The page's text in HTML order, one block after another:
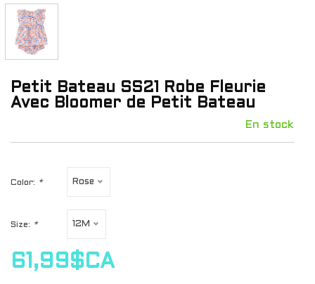
Petit Bateau SS21 Robe Fleurie
Avec Bloomer de Petit Bateau
En stock
Color: * Rose
Size: * 12M
61,99$CA